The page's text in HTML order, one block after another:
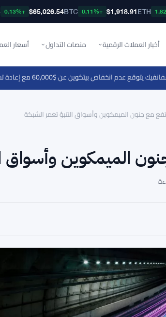
ETH
$1,918.91
+0.11%
BTC
$65,026.54
+0.13%
أخبار العملات الرقمية منصات التداول أسعار
عن $60,000 مع إعادة تشكيل الأصول المرمزة للبلوكتشين
مع جنون الميمكوين وأسواق التنبؤ تغمر الشبكة
الميمكوين وأسواق